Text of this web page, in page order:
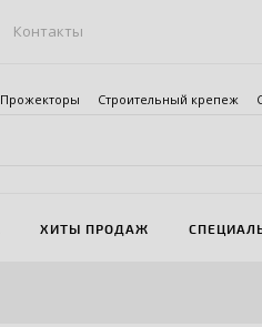
Контакты
Прожекторы Строительный крепеж
ХИТЫ ПРОДАЖ